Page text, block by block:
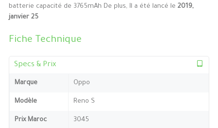
batterie capacité de 3765mAh De plus, Il a été lancé le 2019,
janvier 25
Fiche Technique
Specs & Prix
Marque Oppo
Modèle Reno S
Prix Maroc 3045